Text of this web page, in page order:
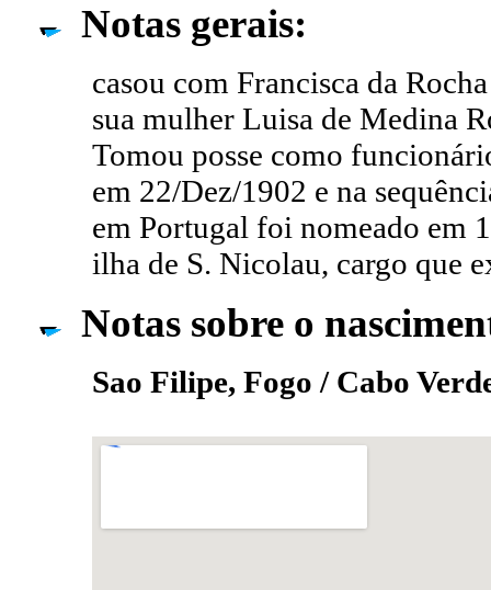
Notas gerais:
casou com Francisca da
sua mulher Luisa de Medina
Tomou posse como
em 22/Dez/1902 e na
em Portugal foi nomeado em
ilha de S. Nicolau, cargo que
Notas sobre o
Sao Filipe, Fogo / Cabo